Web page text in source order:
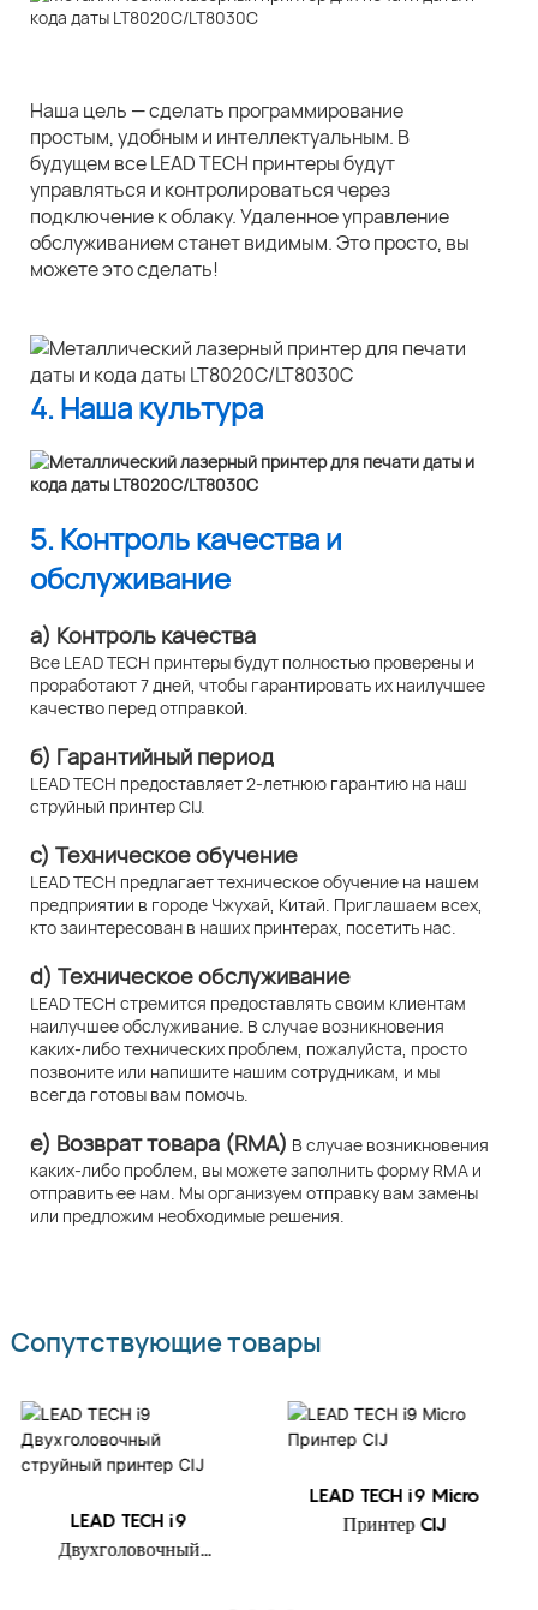
Наша цель — сделать программирование
простым, удобным и интеллектуальным. В
будущем все LEAD TECH принтеры будут
управляться и контролироваться через
подключение к облаку. Удаленное управление
обслуживанием станет видимым. Это просто, вы
можете это сделать!
4. Наша культура
5. Контроль качества и
обслуживание
а) Контроль качества
Все LEAD TECH принтеры будут полностью проверены и
проработают 7 дней, чтобы гарантировать их наилучшее
качество перед отправкой.
б) Гарантийный период
LEAD TECH предоставляет 2-летнюю гарантию на наш
струйный принтер CIJ.
c) Техническое обучение
LEAD TECH предлагает техническое обучение на нашем
предприятии в городе Чжухай, Китай. Приглашаем всех,
кто заинтересован в наших принтерах, посетить нас.
d) Техническое обслуживание
LEAD TECH стремится предоставлять своим клиентам
наилучшее обслуживание. В случае возникновения
каких-либо технических проблем, пожалуйста, просто
позвоните или напишите нашим сотрудникам, и мы
всегда готовы вам помочь.
e) Возврат товара (RMA) В случае возникновения
каких-либо проблем, вы можете заполнить форму RMA и
отправить ее нам. Мы организуем отправку вам замены
или предложим необходимые решения.
Сопутствующие товары
LEAD TECH i9
Двухголовочный
LEAD TECH i9 Micro
Принтер CIJ